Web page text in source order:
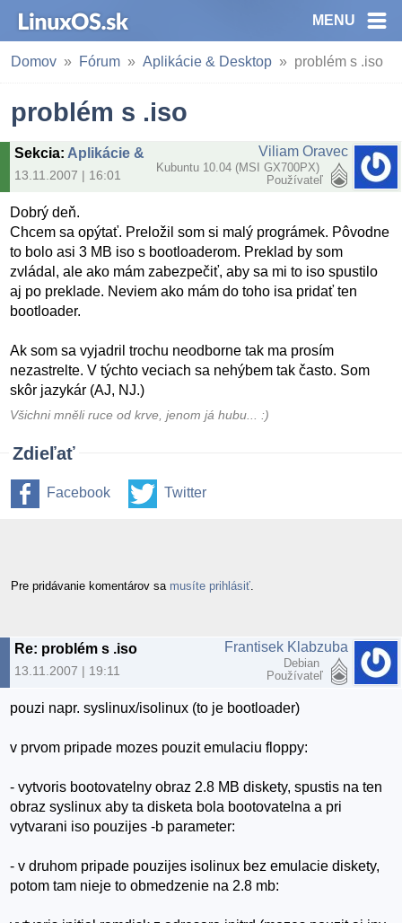
MENU
Domov Fórum Aplikácie & Desktop problém s .iso
problém s .iso
Sekcia: Aplikácie & Desktop
13.11.2007 | 16:01
Viliam Oravec
Kubuntu 10.04 (MSI GX700PX)
Používateľ
Dobrý deň.
Chcem sa opýtať. Preložil som si malý prográmek. Pôvodne
to bolo asi 3 MB iso s bootloaderom. Preklad by som
zvládal, ale ako mám zabezpečiť, aby sa mi to iso spustilo
aj po preklade. Neviem ako mám do toho isa pridať ten
bootloader.
Ak som sa vyjadril trochu neodborne tak ma prosím
nezastrelte. V týchto veciach sa nehýbem tak často. Som
skôr jazykár (AJ, NJ.)
Všichni mněli ruce od krve, jenom já hubu... :)
Zdieľať
Facebook Twitter
Pre pridávanie komentárov sa musíte prihlásiť
Re: problém s .iso
13.11.2007 | 19:11
Frantisek Klabzuba
Debian
Používateľ
pouzi napr. syslinux/isolinux (to je bootloader)
v prvom pripade mozes pouzit emulaciu floppy:
- vytvoris bootovatelny obraz 2.8 MB diskety, spustis na ten
obraz syslinux aby ta disketa bola bootovatelna a pri
vytvarani iso pouzijes -b parameter:
- v druhom pripade pouzijes isolinux bez emulacie diskety,
potom tam nieje to obmedzenie na 2.8 mb: